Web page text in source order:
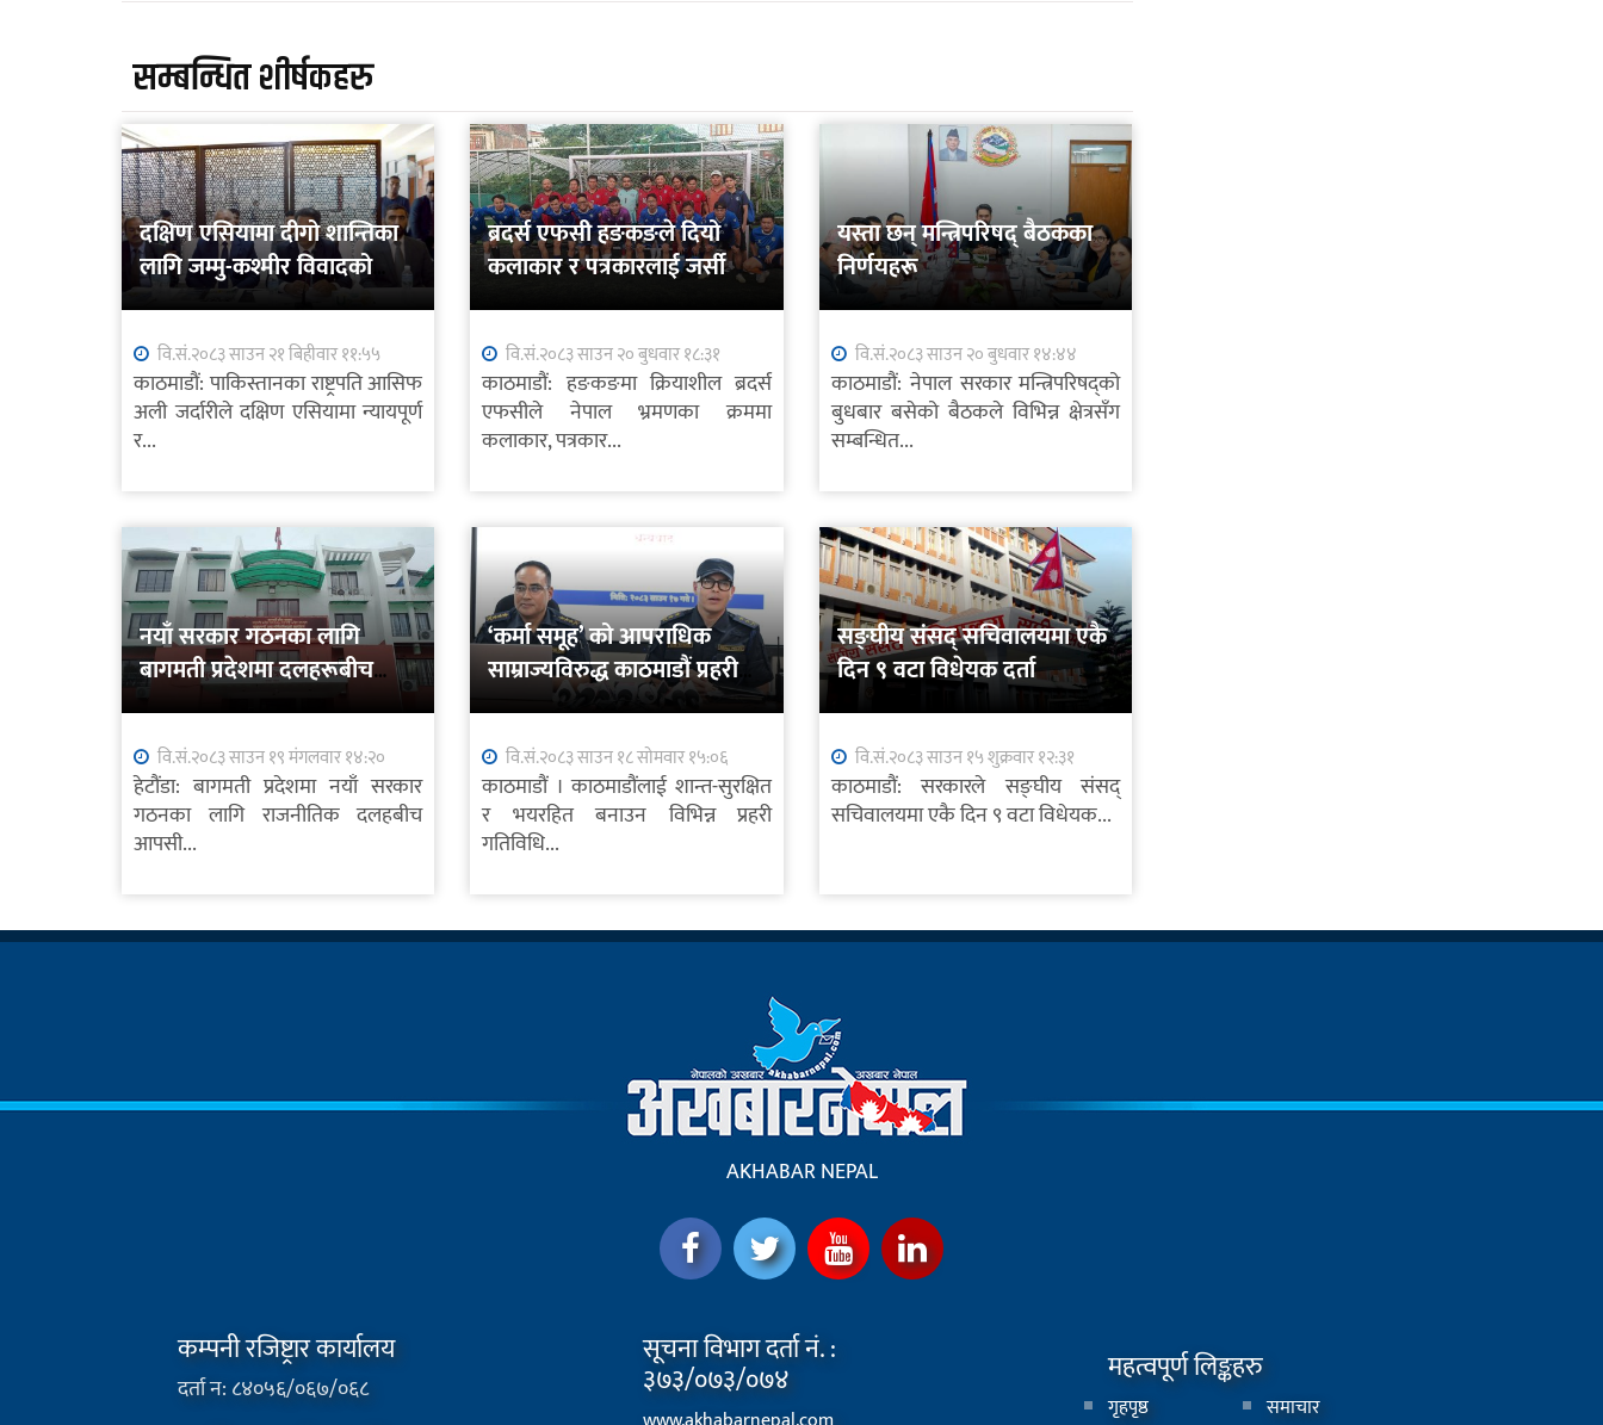
सम्बन्धित शीर्षकहरु
दक्षिण एसियामा दीगो शान्तिका
लागि जम्मु-कश्मीर विवादको
शान्तिपूर्ण समाधान आवश्यक
वि.सं.२०८३ साउन २१ बिहीवार ११:५५
काठमाडौं: पाकिस्तानका राष्ट्रपति आसिफ
अली जर्दारीले दक्षिण एसियामा न्यायपूर्ण
र...
ब्रदर्स एफसी हङकङले दियो
कलाकार र पत्रकारलाई जर्सी
वि.सं.२०८३ साउन २० बुधवार १८:३१
काठमाडौं: हङकङमा क्रियाशील ब्रदर्स
एफसीले नेपाल भ्रमणका क्रममा
कलाकार, पत्रकार...
यस्ता छन् मन्त्रिपरिषद् बैठकका
निर्णयहरू
वि.सं.२०८३ साउन २० बुधवार १४:४४
काठमाडौं: नेपाल सरकार मन्त्रिपरिषद्को
बुधबार बसेको बैठकले विभिन्न क्षेत्रसँग
सम्बन्धित...
नयाँ सरकार गठनका लागि
बागमती प्रदेशमा दलहरूबीच
छलफल तीव्र
वि.सं.२०८३ साउन १९ मंगलवार १४:२०
हेटौंडा: बागमती प्रदेशमा नयाँ सरकार
गठनका लागि राजनीतिक दलहबीच
आपसी...
‘कर्मा समूह’ को आपराधिक
साम्राज्यविरुद्ध काठमाडौं प्रहरीको
प्रहार
वि.सं.२०८३ साउन १८ सोमवार १५:०६
काठमाडौं । काठमाडौंलाई शान्त-सुरक्षित
र भयरहित बनाउन विभिन्न प्रहरी
गतिविधि...
सङ्घीय संसद् सचिवालयमा एकै
दिन ९ वटा विधेयक दर्ता
वि.सं.२०८३ साउन १५ शुक्रवार १२:३१
काठमाडौं: सरकारले सङ्घीय संसद्
सचिवालयमा एकै दिन ९ वटा विधेयक...
AKHABAR NEPAL
कम्पनी रजिष्ट्रार कार्यालय
दर्ता न: ८४०५६/०६७/०६८
सूचना विभाग दर्ता नं. :
३७३/०७३/०७४ महत्वपूर्ण लिङ्कहरु
गृहपृष्ठ समाचार